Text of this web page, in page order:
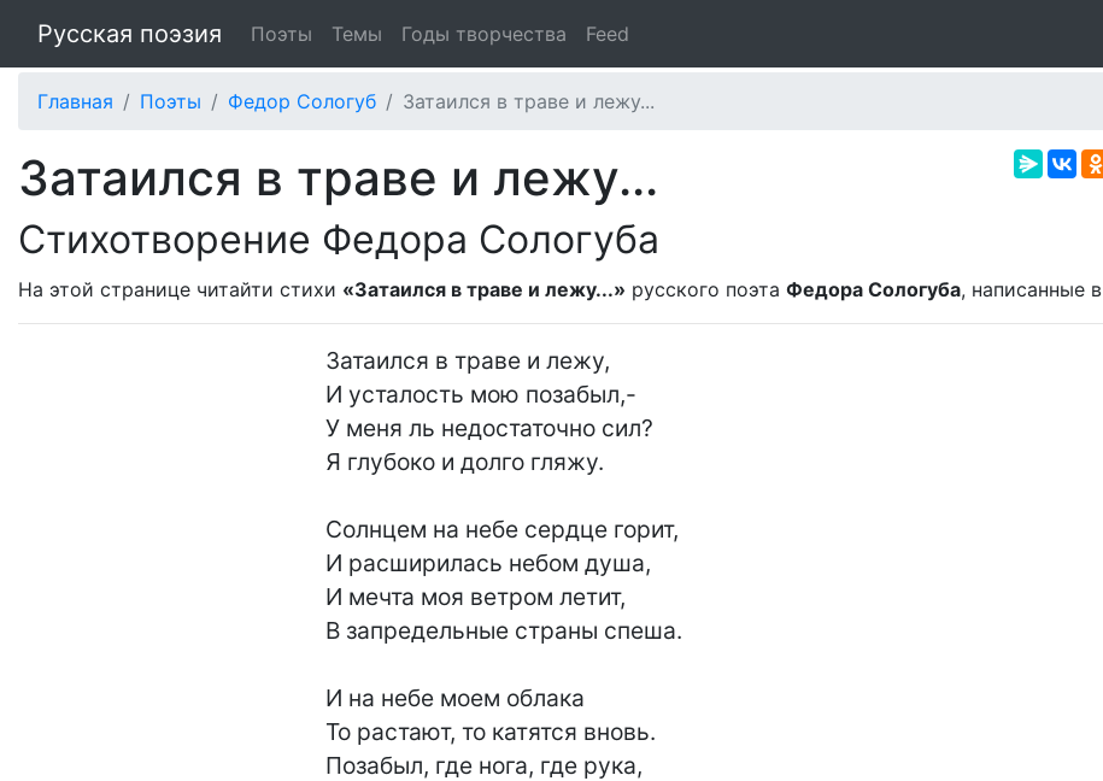
Русская поэзия Поэты Темы Годы творчества Feed
Главная Поэты Федор Сологуб Затаился в траве и лежу...
Затаился в траве и лежу...
Стихотворение Федора Сологуба
На этой странице читайти стихи «Затаился в траве и лежу...» русского поэта Федора Сологуба, написанные в
Затаился в траве и лежу,
И усталость мою позабыл,-
У меня ль недостаточно сил?
Я глубоко и долго гляжу.
Солнцем на небе сердце горит,
И расширилась небом душа,
И мечта моя ветром летит,
В запредельные страны спеша.
И на небе моем облака
То растают, то катятся вновь.
Позабыл, где нога, где рука,